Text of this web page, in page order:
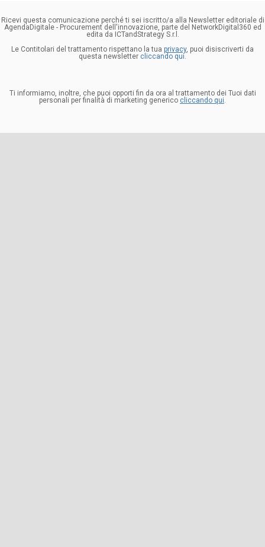
Ricevi questa comunicazione perché ti sei iscritto/a alla Newsletter editoriale di
AgendaDigitale - Procurement dell'innovazione, parte del NetworkDigital360 ed
edita da ICTandStrategy S.r.l.
Le Contitolari del trattamento rispettano la tua privacy, puoi disiscriverti da
questa newsletter cliccando qui.
Ti informiamo, inoltre, che puoi opporti fin da ora al trattamento dei Tuoi dati
personali per finalità di marketing generico cliccando qui.